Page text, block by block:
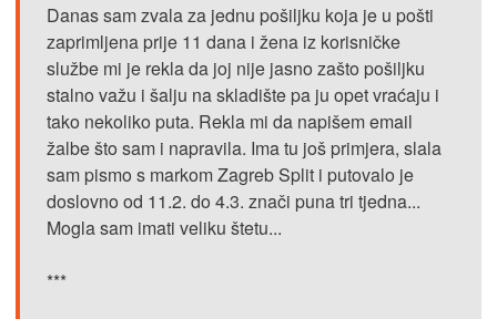
Danas sam zvala za jednu pošiljku koja je u pošti
zaprimljena prije 11 dana i žena iz korisničke
službe mi je rekla da joj nije jasno zašto pošiljku
stalno važu i šalju na skladište pa ju opet vraćaju i
tako nekoliko puta. Rekla mi da napišem email
žalbe što sam i napravila. Ima tu još primjera, slala
sam pismo s markom Zagreb Split i putovalo je
doslovno od 11.2. do 4.3. znači puna tri tjedna...
Mogla sam imati veliku štetu...
***